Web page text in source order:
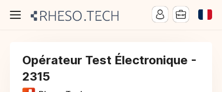
Opérateur Test Électronique -
2315